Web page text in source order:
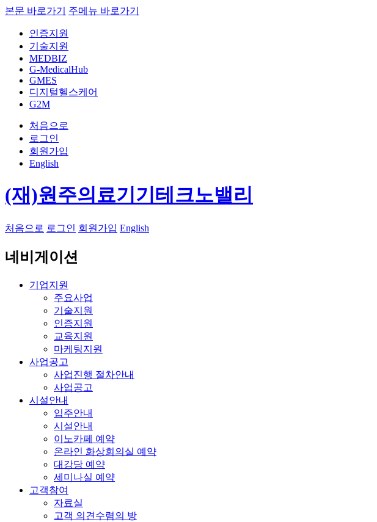
본문 바로가기 주메뉴 바로가기
인증지원
기술지원
MEDBIZ
G-MedicalHub
GMES
디지털헬스케어
G2M
처음으로
로그인
회원가입
English
(재)원주의료기기테크노밸리
처음으로 로그인 회원가입 English
네비게이션
기업지원
주요사업
기술지원
인증지원
교육지원
마케팅지원
사업공고
사업진행 절차안내
사업공고
시설안내
입주안내
시설안내
이노카페 예약
온라인 화상회의실 예약
대강당 예약
세미나실 예약
고객참여
자료실
고객 의견수렴의 방